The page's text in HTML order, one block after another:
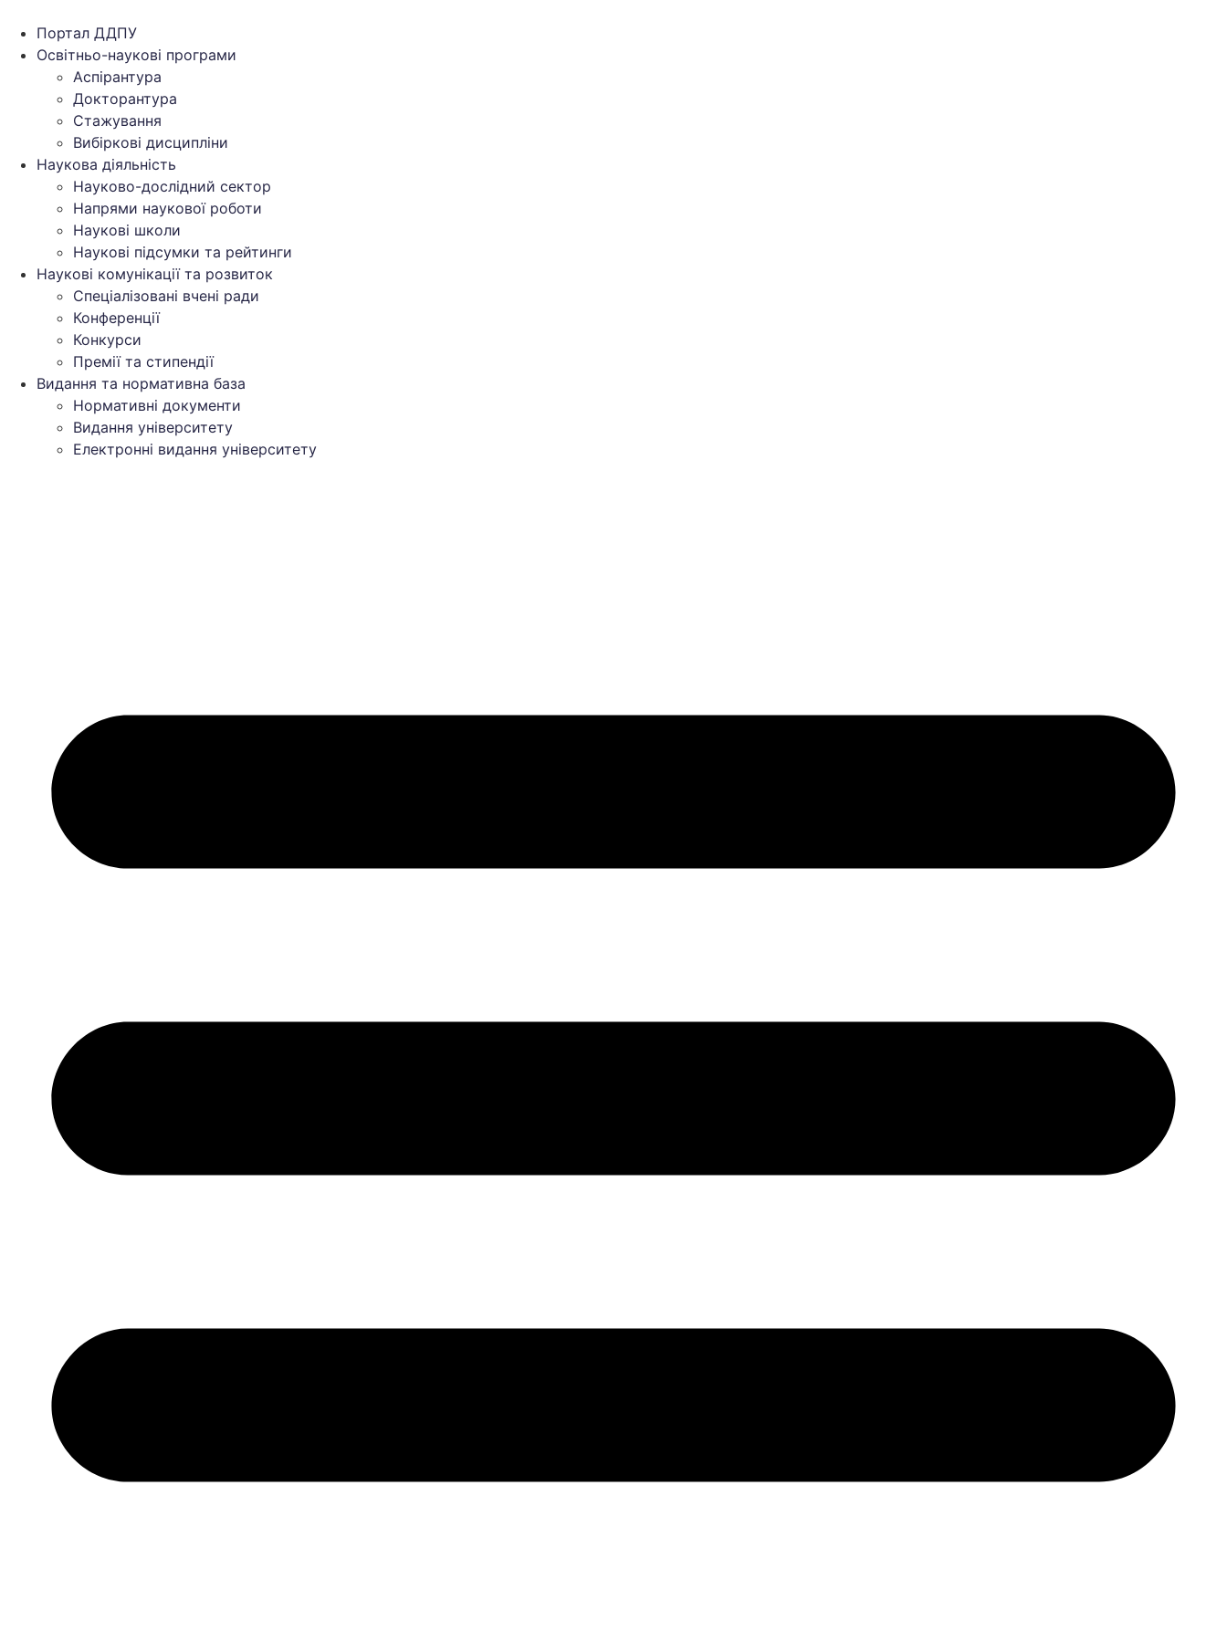
вмісту
Портал ДДПУ
Освітньо-наукові програми
Аспірантура
Докторантура
Стажування
Вибіркові дисципліни
Наукова діяльність
Науково-дослідний сектор
Напрями наукової роботи
Наукові школи
Наукові підсумки та рейтинги
Наукові комунікації та розвиток
Спеціалізовані вчені ради
Конференції
Конкурси
Премії та стипендії
Видання та нормативна база
Нормативні документи
Видання університету
Електронні видання університету